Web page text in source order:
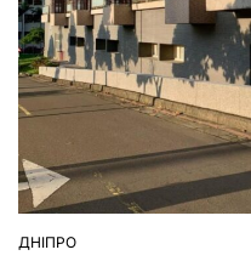
ОПУБЛІКУВАТИ
ДНІПРО